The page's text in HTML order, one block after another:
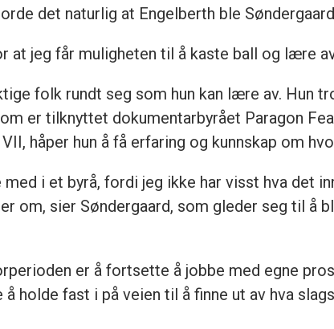
det naturlig at Engelberth ble
at jeg får muligheten til å kaste ball og lære
folk rundt seg som hun kan lære av. Hun
er tilknyttet dokumentarbyrået Paragon
håper hun å få erfaring og kunnskap om
i et byrå, fordi jeg ikke har visst hva det
om, sier Søndergaard, som gleder seg til å
er å fortsette å jobbe med egne
holde fast i på veien til å finne ut av hva